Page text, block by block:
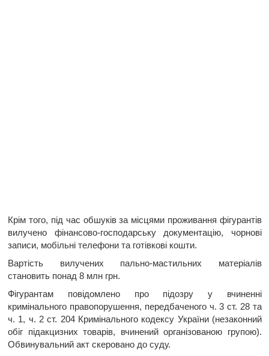
Крім того, під час обшуків за місцями проживання фігурантів
вилучено фінансово-господарську документацію, чорнові
записи, мобільні телефони та готівкові кошти.
Вартість вилучених пально-мастильних матеріалів
становить понад 8 млн грн.
Фігурантам повідомлено про підозру у вчиненні
кримінального правопорушення, передбаченого ч. 3 ст. 28 та
ч. 1, ч. 2 ст. 204 Кримінального кодексу України (незаконний
обіг підакцизних товарів, вчинений організованою групою).
Обвинувальний акт скеровано до суду.